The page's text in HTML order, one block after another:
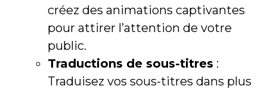
créez des animations captivantes
pour attirer l’attention de votre
public.
Traductions de sous-titres :
Traduisez vos sous-titres dans plus